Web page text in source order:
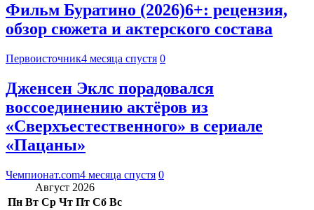
Фильм Буратино (2026)6+: рецензия,
обзор сюжета и актерского состава
Первоисточник4 месяца спустя 0
Дженсен Эклс порадовался
воссоединению актёров из
«Сверхъестественного» в сериале
«Пацаны»
Чемпионат.com4 месяца спустя 0
Август 2026
Пн Вт Ср Чт Пт Сб Вс